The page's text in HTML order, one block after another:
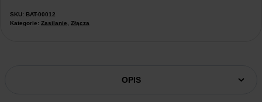
SKU: BAT-00012
Kategorie: Zasilanie Złącza
OPIS